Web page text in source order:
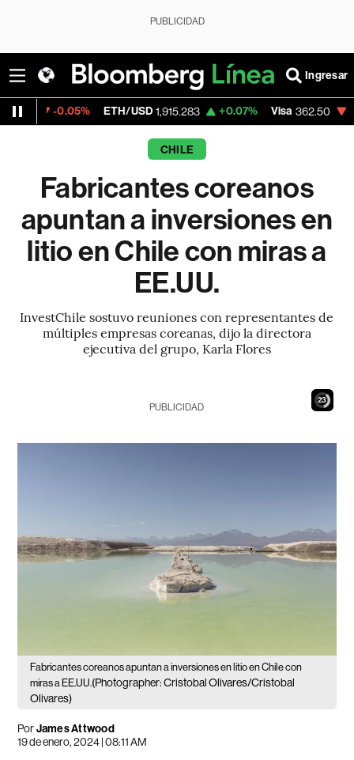
PUBLICIDAD
Ingresar
ETH/USD 1,915.283 +0.07% Visa 362.50 -2.15%
CHILE
Fabricantes coreanos
apuntan a inversiones en
litio en Chile con miras a
EE.UU.
InvestChile sostuvo reuniones con representantes de
múltiples empresas coreanas, dijo la directora
ejecutiva del grupo, Karla Flores
22
PUBLICIDAD
Fabricantes coreanos apuntan a inversiones en litio en Chile con
miras a EE.UU.(Photographer: Cristobal Olivares/Cristobal
Olivares)
PorJames Attwood
19 de enero, 2024 | 08:11 AM